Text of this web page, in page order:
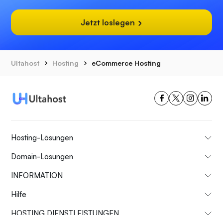
Jetzt loslegen
Ultahost Hosting eCommerce Hosting
Hosting-Lösungen
Domain-Lösungen
INFORMATION
Hilfe